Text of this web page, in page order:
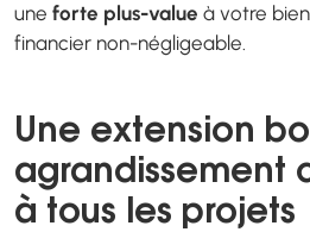
une forte plus-value à votre
financier non-négligeable.
Une extension
agrandissement
à tous les projets